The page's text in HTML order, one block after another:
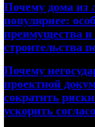
Почему дома из
популярнее:
преимущества
строительства
Почему
проектной
сократить
ускорить